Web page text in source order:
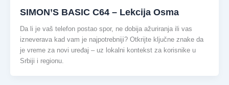
SIMON’S BASIC C64 – Lekcija Osma
Da li je vaš telefon postao spor, ne dobija ažuriranja ili vas
izneverava kad vam je najpotrebniji? Otkrijte ključne znake da
je vreme za novi uređaj – uz lokalni kontekst za korisnike u
Srbiji i regionu.